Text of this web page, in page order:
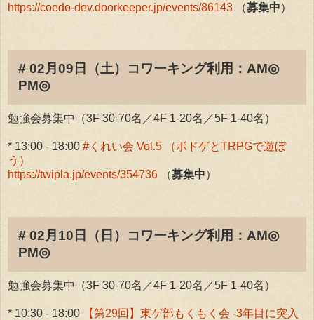
https://coedo-dev.doorkeeper.jp/events/86143 （募集中）
# 02月09日（土）コワーキング利用：AM◎
PM◎
勉強会募集中（3F 30-70名／4F 1-20名／5F 1-40名）
* 13:00 - 18:00 #くれい会 Vol.5 （ボドゲとTRPGで遊ぼ
う）
https://twipla.jp/events/354736 （募集中）
# 02月10日（日）コワーキング利用：AM◎
PM◎
勉強会募集中（3F 30-70名／4F 1-20名／5F 1-40名）
* 10:30 - 18:00
【第29回】東ゲ部もくもく会 -3年目に突入